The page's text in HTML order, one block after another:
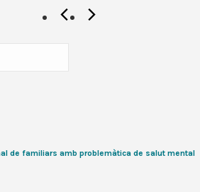
de familiars amb problemàtica de salut mental